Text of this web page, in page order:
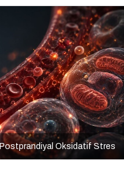
Postprandiyal Oksidatif Stres